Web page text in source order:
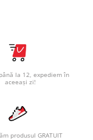
la 12, expediem în
aceeași zi!
produsul GRATUIT